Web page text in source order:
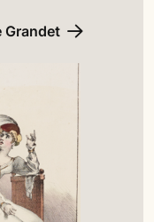
Grandet